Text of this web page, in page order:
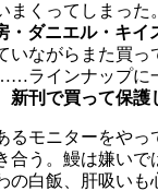
くってしまった。
・ダニエル・キイ
いながらまた買っ
ラインナップに
新刊で買って保護
モニターをやっ
合う。鰻は嫌い
の白飯、肝吸い